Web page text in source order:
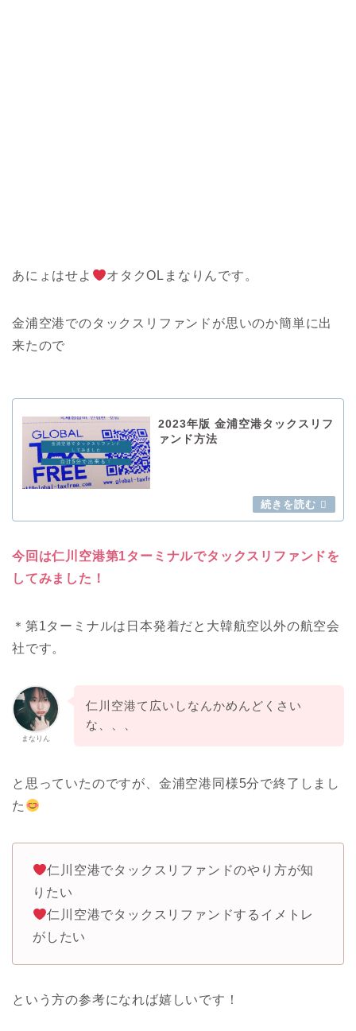
あにょはせよ オタクOLまなりんです。
金浦空港でのタックスリファンドが思いのか簡単に出
来たので
2023年版 金浦空港タックスリフ
ァンド方法
今回は仁川空港第1ターミナルでタックスリファンドを
してみました！
＊第1ターミナルは日本発着だと大韓航空以外の航空会
社です。
まなりん
仁川空港て広いしなんかめんどくさい
な、、、
と思っていたのですが、金浦空港同様5分で終了しまし
た
仁川空港でタックスリファンドのやり方が知
りたい
仁川空港でタックスリファンドするイメトレ
がしたい
という方の参考になれば嬉しいです！